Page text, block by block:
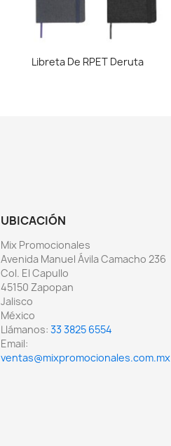
Vista rápida
Libreta De RPET Deruta
UBICACIÓN
Mix Promocionales
Avenida Manuel Ávila Camacho 236
Col. El Capullo
45150 Zapopan
Jalisco
México
Llámanos: 33 3825 6554
Email:
ventas@mixpromocionales.com.mx